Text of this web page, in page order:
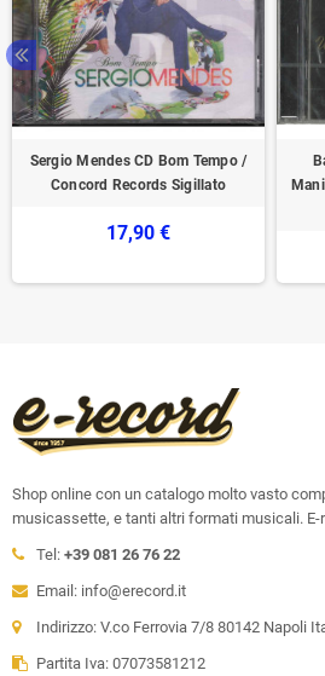
Sergio Mendes CD Bom Tempo /
Concord Records Sigillato
17,90 €
Shop online con un catalogo molto vasto
musicassette, e tanti altri formati musicali.
Tel: +39 081 26 76 22
Email: info@erecord.it
Indirizzo: V.co Ferrovia 7/8 80142 Napoli
Partita Iva: 07073581212